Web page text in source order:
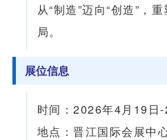
从“制造”迈向“创造”，
局。
展位信息
时间：2026年4月19日
地点：晋江国际会展中